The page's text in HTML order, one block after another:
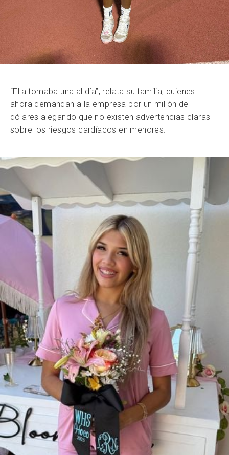
“Ella tomaba una al día”, relata su familia, quienes
ahora demandan a la empresa por un millón de
dólares alegando que no existen advertencias claras
sobre los riesgos cardíacos en menores.